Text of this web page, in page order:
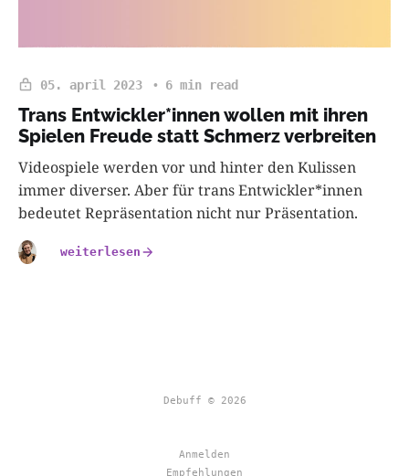
05. april 2023 6 min read
Trans Entwickler*innen wollen mit ihren
Spielen Freude statt Schmerz verbreiten
Videospiele werden vor und hinter den Kulissen
immer diverser. Aber für trans Entwickler*innen
bedeutet Repräsentation nicht nur Präsentation.
weiterlesen
Debuff © 2026
Anmelden
Empfehlungen